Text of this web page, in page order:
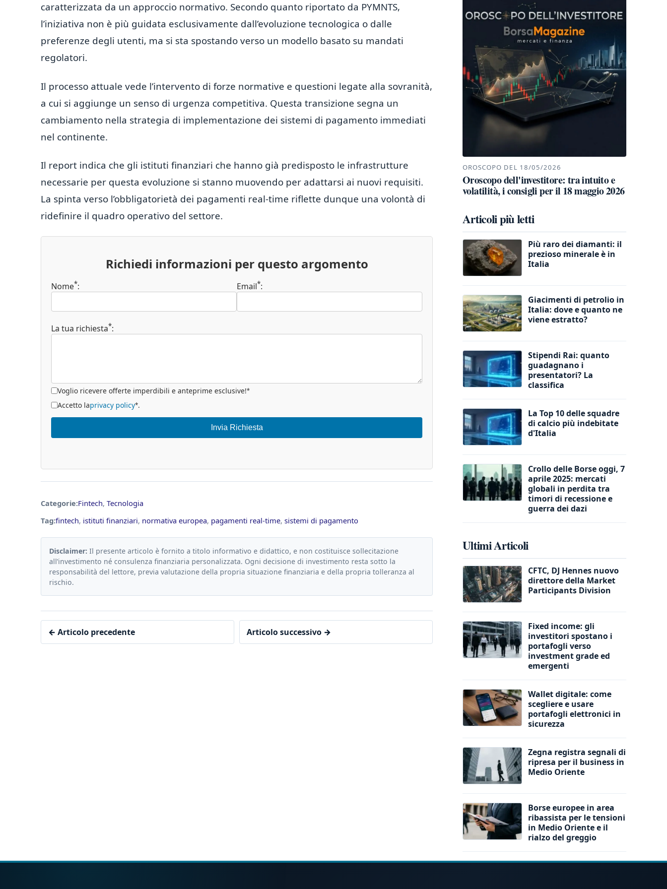
caratterizzata da un approccio normativo. Secondo quanto riportato da PYMNTS,
l’iniziativa non è più guidata esclusivamente dall’evoluzione tecnologica o dalle
preferenze degli utenti, ma si sta spostando verso un modello basato su mandati
regolatori.
Il processo attuale vede l’intervento di forze normative e questioni legate alla sovranità,
a cui si aggiunge un senso di urgenza competitiva. Questa transizione segna un
cambiamento nella strategia di implementazione dei sistemi di pagamento immediati
nel continente.
Il report indica che gli istituti finanziari che hanno già predisposto le infrastrutture
necessarie per questa evoluzione si stanno muovendo per adattarsi ai nuovi requisiti.
La spinta verso l’obbligatorietà dei pagamenti real-time riflette dunque una volontà di
ridefinire il quadro operativo del settore.
Richiedi informazioni per questo argomento
Nome*: Email*:
La tua richiesta*:
Voglio ricevere offerte imperdibili e anteprime esclusive!*
Accetto laprivacy policy*.
Invia Richiesta
Categorie:Fintech, Tecnologia
Tag:fintech, istituti finanziari, normativa europea, pagamenti real-time, sistemi di pagamento
Disclaimer: Il presente articolo è fornito a titolo informativo e didattico, e non costituisce sollecitazione
all’investimento né consulenza finanziaria personalizzata. Ogni decisione di investimento resta sotto la
responsabilità del lettore, previa valutazione della propria situazione finanziaria e della propria tolleranza al
rischio.
← Articolo precedente Articolo successivo →
OROSCOPO DEL 18/05/2026
Oroscopo dell'investitore: tra intuito e
volatilità, i consigli per il 18 maggio 2026
Articoli più letti
Più raro dei diamanti: il
prezioso minerale è in
Italia
Giacimenti di petrolio in
Italia: dove e quanto ne
viene estratto?
Stipendi Rai: quanto
guadagnano i
presentatori? La
classifica
La Top 10 delle squadre
di calcio più indebitate
d'Italia
Crollo delle Borse oggi, 7
aprile 2025: mercati
globali in perdita tra
timori di recessione e
guerra dei dazi
Ultimi Articoli
CFTC, DJ Hennes nuovo
direttore della Market
Participants Division
Fixed income: gli
investitori spostano i
portafogli verso
investment grade ed
emergenti
Wallet digitale: come
scegliere e usare
portafogli elettronici in
sicurezza
Zegna registra segnali di
ripresa per il business in
Medio Oriente
Borse europee in area
ribassista per le tensioni
in Medio Oriente e il
rialzo del greggio